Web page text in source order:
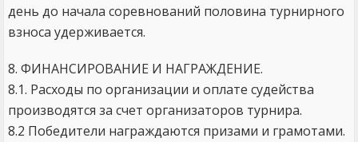
день до начала соревнований половина турнирного
взноса удерживается.
8. ФИНАНСИРОВАНИЕ И НАГРАЖДЕНИЕ.
8.1. Расходы по организации и оплате судейства
производятся за счет организаторов турнира.
8.2 Победители награждаются призами и грамотами.